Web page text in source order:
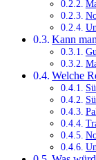
Kann
Welche